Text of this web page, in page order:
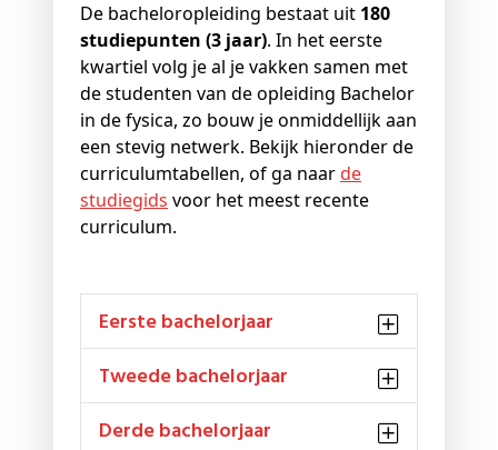
De bacheloropleiding bestaat uit 180
studiepunten (3 jaar). In het eerste
kwartiel volg je al je vakken samen met
de studenten van de opleiding Bachelor
in de fysica, zo bouw je onmiddellijk aan
een stevig netwerk. Bekijk hieronder de
curriculumtabellen, of ga naar de
studiegids voor het meest recente
curriculum.
Eerste bachelorjaar
Tweede bachelorjaar
Derde bachelorjaar